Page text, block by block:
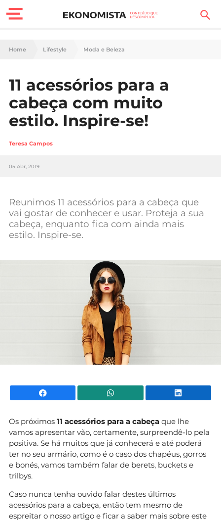
Finanças Pessoais
Carreira
Casa
Lifestyle
Sociedade
Negócios
Mundial 2026
Home Lifestyle Moda e Beleza
11 acessórios para a
cabeça com muito
estilo. Inspire-se!
Teresa Campos
05 Abr, 2019
Reunimos 11 acessórios para a cabeça que
vai gostar de conhecer e usar. Proteja a sua
cabeça, enquanto fica com ainda mais
estilo. Inspire-se.
Facebook WhatsApp
Os próximos 11 acessórios para a cabeça que lhe
vamos apresentar vão, certamente, surpreendê-lo pela
positiva. Se há muitos que já conhecerá e até poderá
ter no seu armário, como é o caso dos chapéus, gorros
e bonés, vamos também falar de berets, buckets e
trilbys.
Caso nunca tenha ouvido falar destes últimos
acessórios para a cabeça, então tem mesmo de
espreitar o nosso artigo e ficar a saber mais sobre este